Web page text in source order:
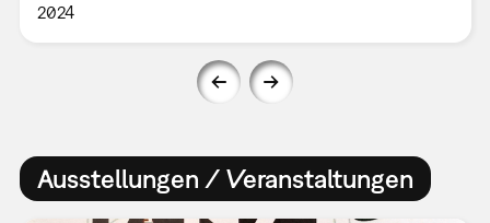
2024
Ausstellungen / Veranstaltungen